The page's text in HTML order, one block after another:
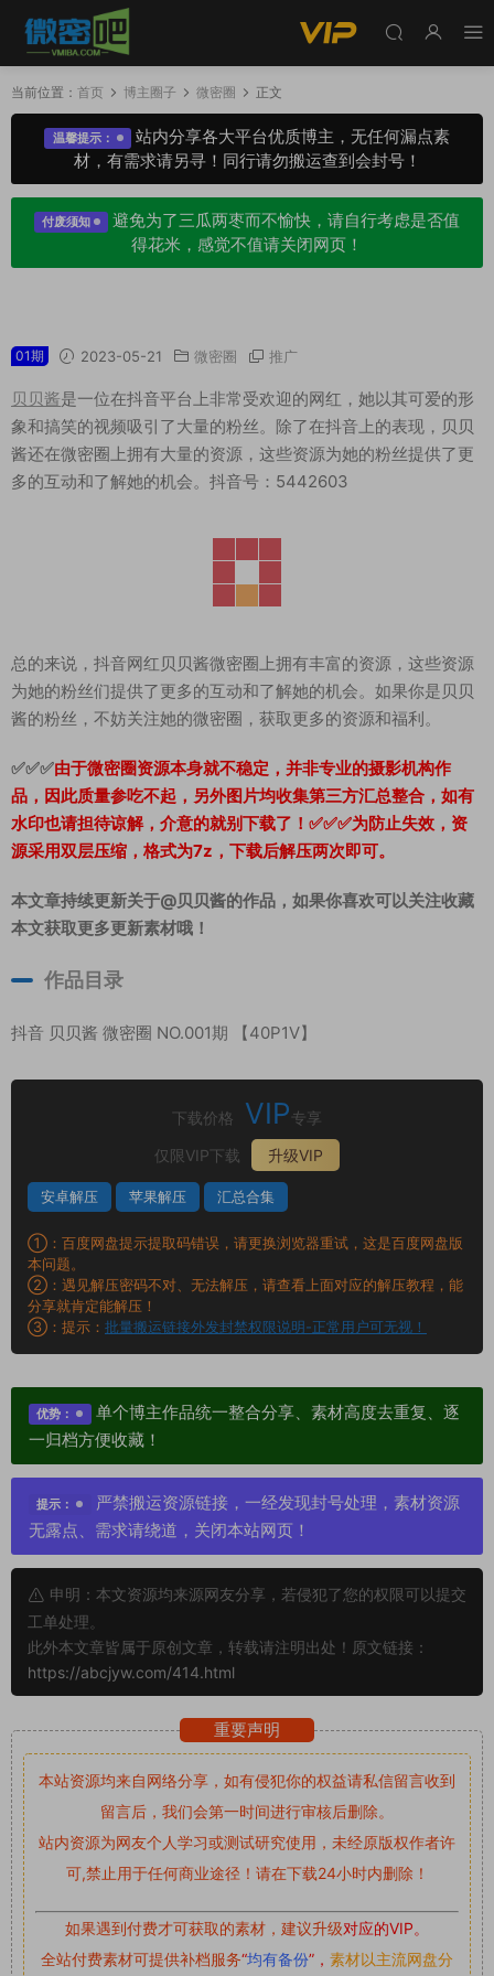
当前位置： 首页 博主圈子 微密圈 正文
温馨提示：
站内分享各大平台优质博主，无任何漏点素
材，有需求请另寻！同行请勿搬运查到会封号！
付废须知
避免为了三瓜两枣而不愉快，请自行考虑是否值
得花米，感觉不值请关闭网页！
01期 2023-05-21 微密圈 推广
贝贝酱是一位在抖音平台上非常受欢迎的网红，她以其可爱的形
象和搞笑的视频吸引了大量的粉丝。除了在抖音上的表现，贝贝
酱还在微密圈上拥有大量的资源，这些资源为她的粉丝提供了更
多的互动和了解她的机会。抖音号：5442603
总的来说，抖音网红贝贝酱微密圈上拥有丰富的资源，这些资源
为她的粉丝们提供了更多的互动和了解她的机会。如果你是贝贝
酱的粉丝，不妨关注她的微密圈，获取更多的资源和福利。
✅✅✅由于微密圈资源本身就不稳定，并非专业的摄影机构作
品，因此质量参吃不起，另外图片均收集第三方汇总整合，如有
水印也请担待谅解，介意的就别下载了！✅✅✅为防止失效，资
源采用双层压缩，格式为7z，下载后解压两次即可。
本文章持续更新关于@贝贝酱的作品，如果你喜欢可以关注收藏
本文获取更多更新素材哦！
作品目录
抖音 贝贝酱 微密圈 NO.001期 【40P1V】
下载价格 VIP 专享
仅限VIP下载
升级VIP
安卓解压 苹果解压 汇总合集
①：百度网盘提示提取码错误，请更换浏览器重试，这是百度网盘版
本问题。
②：遇见解压密码不对、无法解压，请查看上面对应的解压教程，能
分享就肯定能解压！
③：提示： 批量搬运链接外发封禁权限说明-正常用户可无视！
优势：
单个博主作品统一整合分享、素材高度去重复、逐
一归档方便收藏！
提示：
严禁搬运资源链接，一经发现封号处理，素材资源
无露点、需求请绕道，关闭本站网页！
申明：本文资源均来源网友分享，若侵犯了您的权限可以提交
工单处理。
此外本文章皆属于原创文章，转载请注明出处！原文链接：
https://abcjyw.com/414.html
重要声明
本站资源均来自网络分享，如有侵犯你的权益请私信留言收到
留言后，我们会第一时间进行审核后删除。
站内资源为网友个人学习或测试研究使用，未经原版权作者许
可,禁止用于任何商业途径！请在下载24小时内删除！
如果遇到付费才可获取的素材，建议升级对应的VIP。
全站付费素材可提供补档服务“均有备份”， 素材以主流网盘分